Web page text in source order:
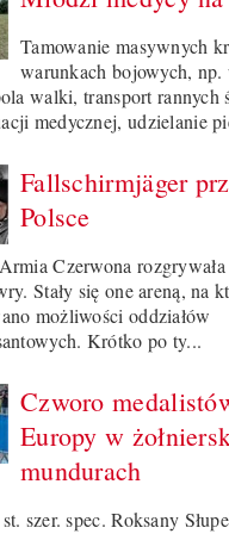
Tamowanie masywnych
warunkach bojowych, np.
walki, transport rannych
medycznej, udzielanie
Fallschirmjäger
Polsce
Czerwona
Stały się one areną, na
możliwości oddziałów
Krótko po ty...
Czworo
Europy w
mundurach
szer. spec. Roksany